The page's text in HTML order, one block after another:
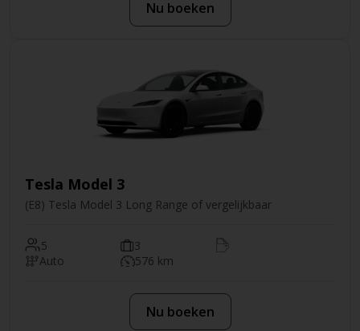
Nu boeken
Tesla Model 3
(E8) Tesla Model 3 Long Range of vergelijkbaar
5
3
Auto
576 km
Nu boeken